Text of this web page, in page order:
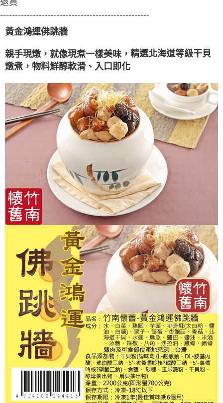
５．嚴禁一人註冊多個帳號或使用他人資訊註冊。若發現惡意使用之情形，
恩沛科技股份有限公司將有權停止該用戶之使用額度並採取法律行動。
--------------------------------------------------
黃金鴻運佛跳牆
親手現燉，就像現煮一樣美味， 精選北海道等級干貝
燉煮，物料鮮醇軟滑、入口即化